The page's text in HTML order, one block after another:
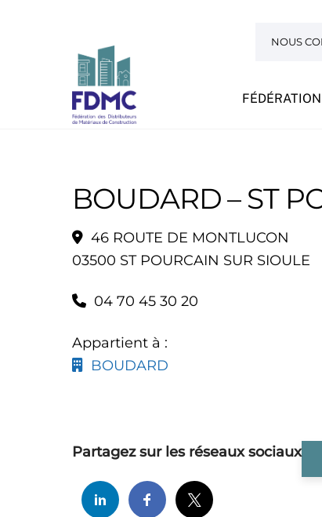
NOUS
FÉDÉRATION
BOUDARD – ST
46 ROUTE DE MONTLUCON
03500 ST POURCAIN SUR SIOULE
04 70 45 30 20
Appartient à :
BOUDARD
Partagez sur les réseaux sociaux